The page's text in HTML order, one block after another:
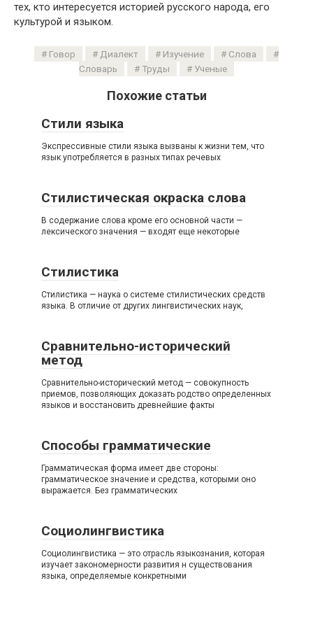
тех, кто интересуется историей русского народа, его
культурой и языком.
Говор Диалект Изучение
Слова
Словарь
Труды Ученые
Похожие статьи
Стили языка
Экспрессивные стили языка вызваны к жизни тем, что
язык употребляется в разных типах речевых
Стилистическая окраска слова
В содержание слова кроме его основной части —
лексического значения — входят еще некоторые
Стилистика
Стилистика — наука о системе стилистических средств
языка. В отличие от других лингвистических наук,
Сравнительно-исторический
метод
Сравнительно-исторический метод — совокупность
приемов, позволяющих доказать родство определенных
языков и восстановить древнейшие факты
Способы грамматические
Грамматическая форма имеет две стороны:
грамматическое значение и средства, которыми оно
выражается. Без грамматических
Социолингвистика
Социолингвистика — это отрасль языкознания, которая
изучает закономерности развития н существования
языка, определяемые конкретными